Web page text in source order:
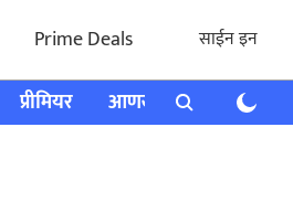
Prime Deals साईन इन
प्रीमियर आणखी राशी भविष्य